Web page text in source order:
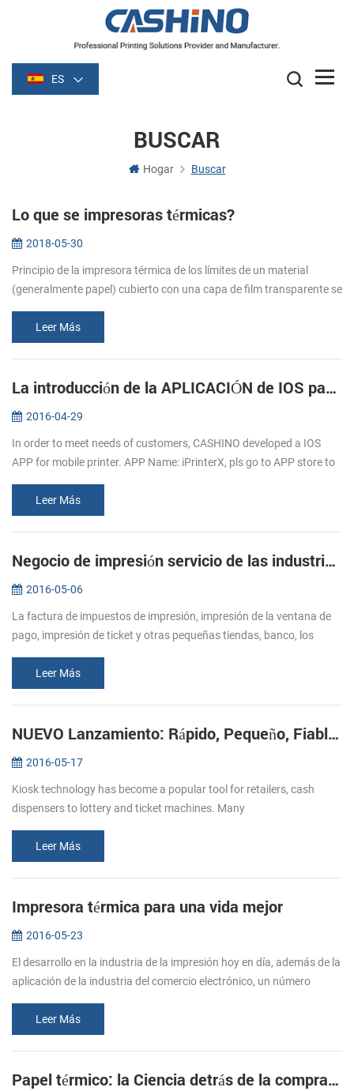
ES
BUSCAR
Hogar Buscar
Lo que se impresoras térmicas?
2018-05-30
Principio de la impresora térmica de los límites de un material
(generalmente papel) cubierto con una capa de film transparente se
Leer Más
La introducción de la APLICACIÓN de IOS para móviles, impresoras
2016-04-29
In order to meet needs of customers, CASHINO developed a IOS
APP for mobile printer. APP Name: iPrinterX, pls go to APP store to
store. 2.Click ...
Leer Más
Negocio de impresión servicio de las industrias de mayor Alcista de la demanda de impresora de recibos
2016-05-06
La factura de impuestos de impresión, impresión de la ventana de
pago, impresión de ticket y otras pequeñas tiendas, banco, los
Leer Más
NUEVO Lanzamiento: Rápido, Pequeño, Fiable Impresoras de Kiosco KP-220
2016-05-17
Kiosk technology has become a popular tool for retailers, cash
dispensers to lottery and ticket machines. Many
make their customers’ e...
Leer Más
Impresora térmica para una vida mejor
2016-05-23
El desarrollo en la industria de la impresión hoy en día, además de la
aplicación de la industria del comercio electrónico, un número
Leer Más
Papel térmico: la Ciencia detrás de la compra de entradas